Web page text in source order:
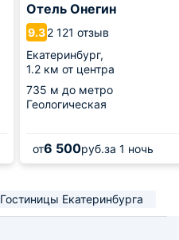
Отель Онегин
9.32 121 отзыв
Екатеринбург,
1.2 км от центра
735 м до метро
Геологическая
от6 500руб.за 1 ночь
Гостиницы Екатеринбурга